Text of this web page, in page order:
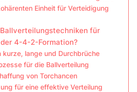
Einheit für Verteidigung
für
4-4-2-Formation?
kurze, lange und Durchbrüche
für die Ballverteilung
von Torchancen
für eine effektive Verteilung